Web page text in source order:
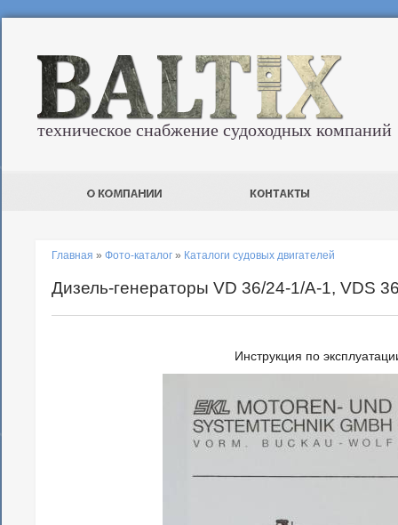
техническое снабжение судоходных компаний
Главная » Фото-каталог » Каталоги судовых двигателей
Дизель-генераторы VD 36/24-1/A-1, VDS
Инструкция по